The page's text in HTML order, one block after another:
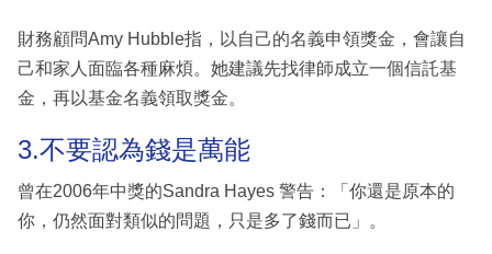
財務顧問Amy Hubble指，以自己的名義申領獎金，會讓自
己和家人面臨各種麻煩。她建議先找律師成立一個信託基
金，再以基金名義領取獎金。
3.不要認為錢是萬能
曾在2006年中獎的Sandra Hayes 警告：「你還是原本的
你，仍然面對類似的問題，只是多了錢而已」。